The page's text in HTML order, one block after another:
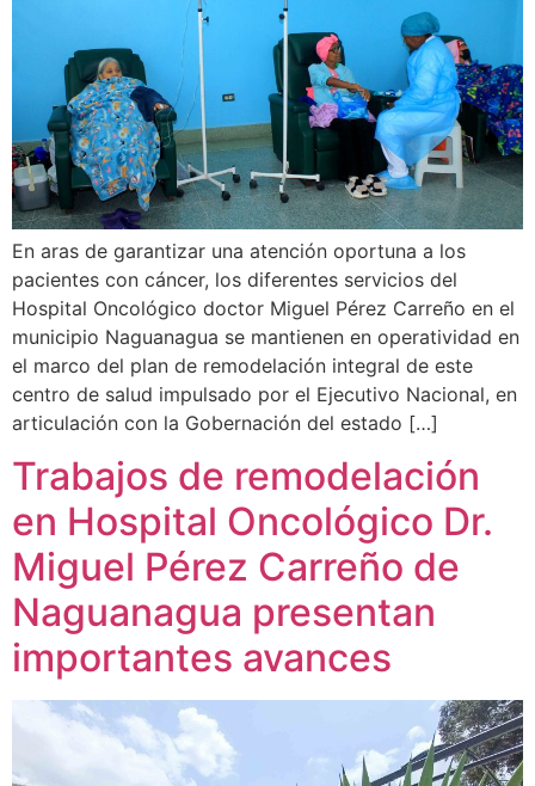
En aras de garantizar una atención oportuna a los
pacientes con cáncer, los diferentes servicios del
Hospital Oncológico doctor Miguel Pérez Carreño en el
municipio Naguanagua se mantienen en operatividad en
el marco del plan de remodelación integral de este
centro de salud impulsado por el Ejecutivo Nacional, en
articulación con la Gobernación del estado […]
Trabajos de remodelación
en Hospital Oncológico Dr.
Miguel Pérez Carreño de
Naguanagua presentan
importantes avances